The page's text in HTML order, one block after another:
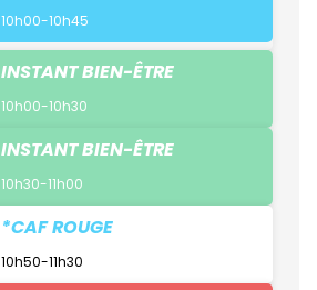
10h00-10h45
INSTANT BIEN-ÊTRE
10h00-10h30
INSTANT BIEN-ÊTRE
10h30-11h00
*CAF ROUGE
10h50-11h30